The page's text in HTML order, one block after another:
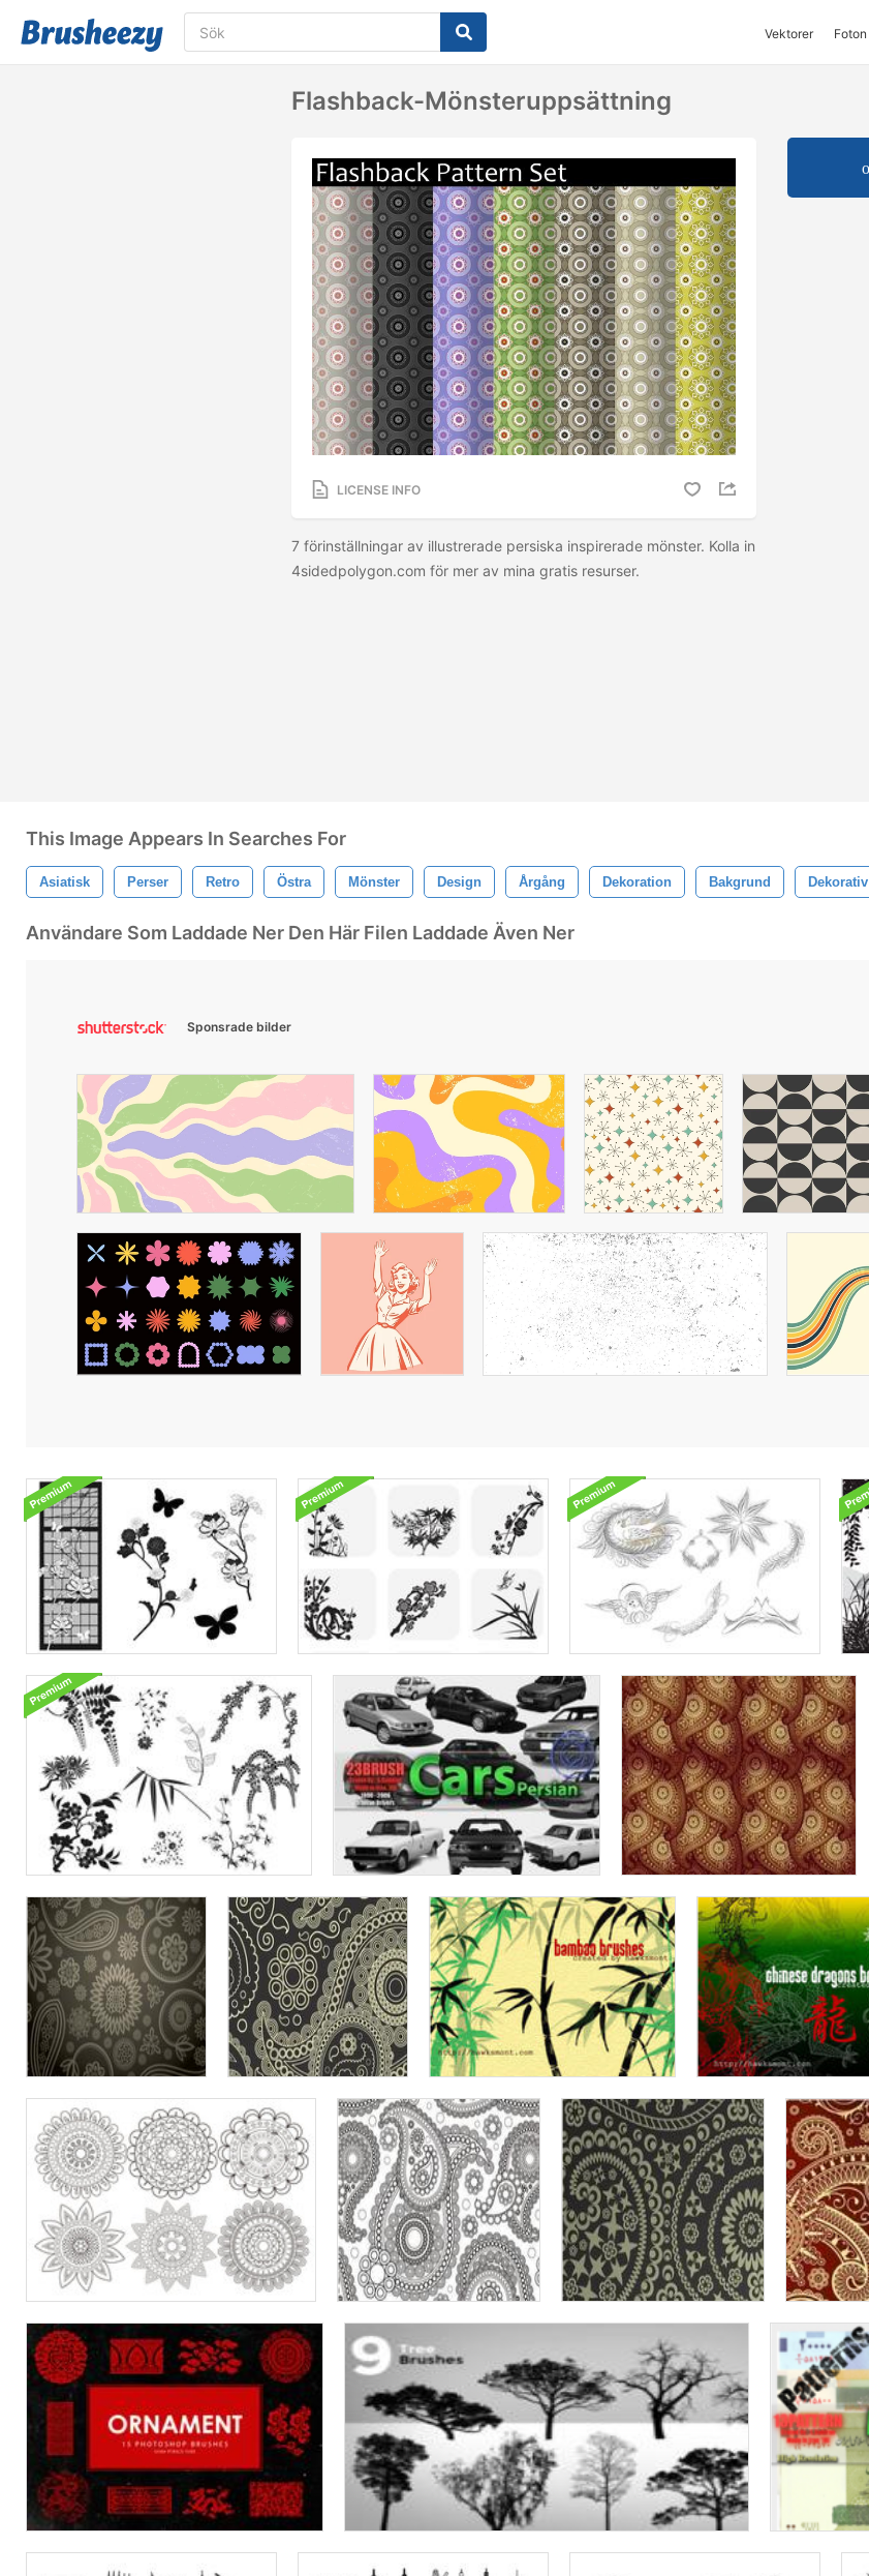
Vektorer Foton
Flashback-Mönsteruppsättning
LICENSE INFO
7 förinställningar av illustrerade persiska inspirerade mönster. Kolla in
4sidedpolygon.com för mer av mina gratis resurser.
This Image Appears In Searches For
Asiatisk Perser Retro Östra Mönster Design Årgång Dekoration Bakgrund Dekorativ
Användare Som Laddade Ner Den Här Filen Laddade Även Ner
Sponsrade bilder